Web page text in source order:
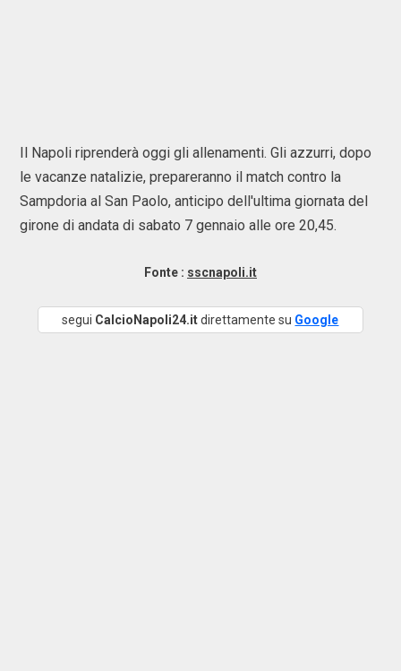
Il Napoli riprenderà oggi gli allenamenti. Gli azzurri, dopo
le vacanze natalizie, prepareranno il match contro la
Sampdoria al San Paolo, anticipo dell'ultima giornata del
girone di andata di sabato 7 gennaio alle ore 20,45.
Fonte : sscnapoli.it
segui CalcioNapoli24.itdirettamente su Google